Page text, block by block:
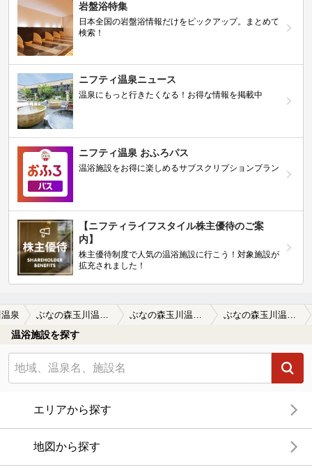
岩盤浴特集
日本全国の岩盤浴情報だけをピックアップ。まとめて
検索！
ニフティ温泉ニュース
温泉にもっと行きたくなる！お得な情報を掲載中
ニフティ温泉 おふろパス
温浴施設をお得に楽しめるサブスクリプションプラン
【ニフティライフスタイル株主優待のご案
内】
株主優待制度で人気の温浴施設に行こう！対象施設が
拡充されました！
泉 ぶなの森玉川温泉 湯治館そよ風（閉館しました） ぶなの森玉川温泉 湯治館そよ風（閉館しました）の口コミ一覧 ぶなの森玉川温泉 湯治館そよ風（閉館しました）の口コミ さすがです
温浴施設を探す
エリアから探す
地図から探す